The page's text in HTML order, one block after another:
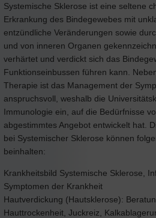
Systemische Sklerose ist eine seltene
Erkrankung des Bindegewebes mit
entzündliche Veränderungen sowie
und von inneren Organen
verhärtet und verdickt sich das
Funktionseinbussen führen kann.
Therapie ist das Management der
anspruchsvoll, weshalb die
Immunologie ein, auf die Bedürfnisse
abgestimmtes Angebot entwickelt hat.
bei Systemischer Sklerose können
beinhalten:
Krankheitsbild Systemische Sklerose,
Symptomen der Krankheit
Hautverdickung (Hautsklerose):
Hauttrockenheit, Juckreiz,